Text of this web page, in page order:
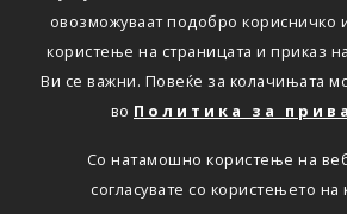
овозможуваат подобро корисничко
користење на страницата и приказ
Ви се важни. Повеќе за колачињата
во Политика за
Со натамошно користење на
согласувате со користењето на